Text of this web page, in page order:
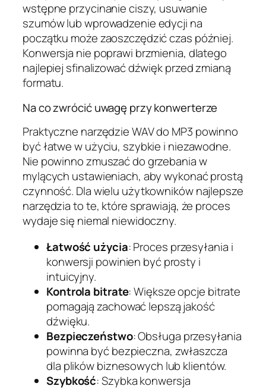
wstępne przycinanie ciszy, usuwanie
szumów lub wprowadzenie edycji na
początku może zaoszczędzić czas później.
Konwersja nie poprawi brzmienia, dlatego
najlepiej sfinalizować dźwięk przed zmianą
formatu.
Na co zwrócić uwagę przy konwerterze
Praktyczne narzędzie WAV do MP3 powinno
być łatwe w użyciu, szybkie i niezawodne.
Nie powinno zmuszać do grzebania w
mylących ustawieniach, aby wykonać prostą
czynność. Dla wielu użytkowników najlepsze
narzędzia to te, które sprawiają, że proces
wydaje się niemal niewidoczny.
Łatwość użycia: Proces przesyłania i
konwersji powinien być prosty i
intuicyjny.
Kontrola bitrate: Większe opcje bitrate
pomagają zachować lepszą jakość
dźwięku.
Bezpieczeństwo: Obsługa przesyłania
powinna być bezpieczna, zwłaszcza
dla plików biznesowych lub klientów.
Szybkość: Szybka konwersja